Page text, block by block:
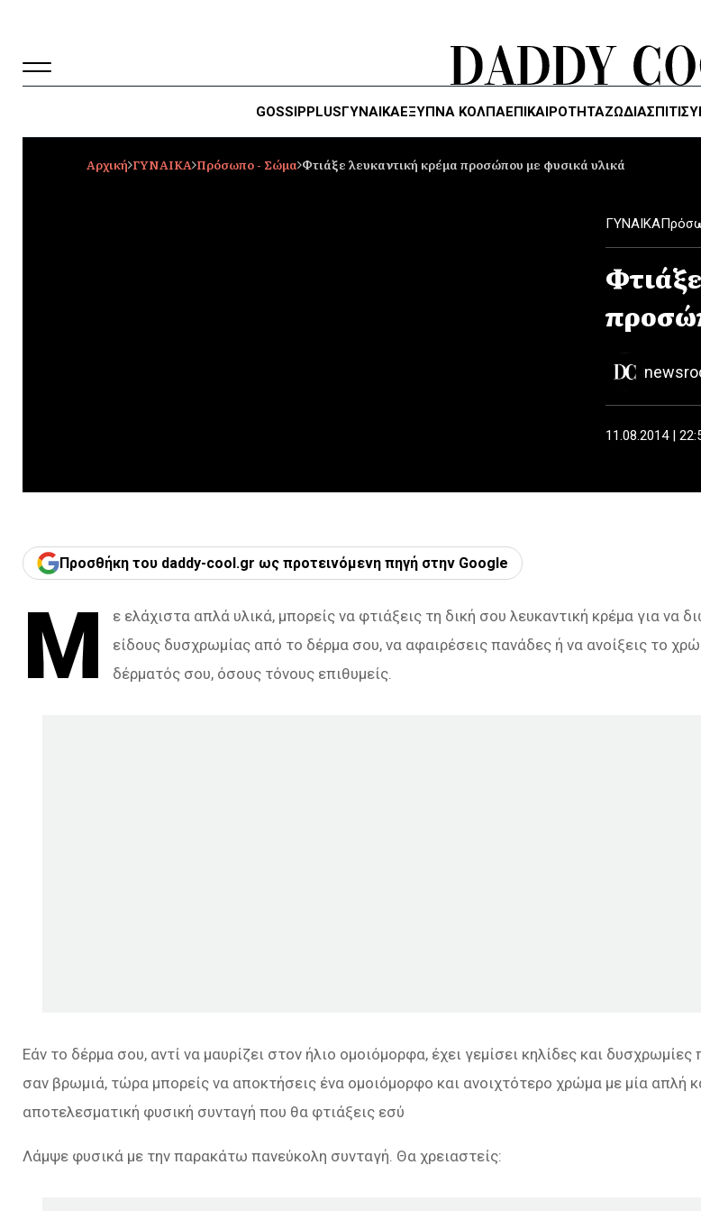
GOSSIPPLUSΓΥΝΑΙΚΑΈΞΥΠΝΑ ΚΌΛΠΑΕΠΙΚΑΙΡΟΤΗΤΑΖΏΔΙΑΣΠΙΤΙ
Αρχική ΓΥΝΑΙΚΑ Πρόσωπο - Σώμα Φτιάξε λευκαντική κρέμα προσώπου με φυσικά υλικά
ΓΥΝΑΙΚΑ
11.08.2014 |
Προσθήκη του daddy-cool.gr ως προτεινόμενη πηγή στην Google
Μ
ε ελάχιστα απλά υλικά, μπορείς να φτιάξεις τη δική σου λευκαντική κρέμα για να
είδους δυσχρωμίας από το δέρμα σου, να αφαιρέσεις πανάδες ή να ανοίξεις το
δέρματός σου, όσους τόνους επιθυμείς.
Εάν το δέρμα σου, αντί να μαυρίζει στον ήλιο ομοιόμορφα, έχει γεμίσει κηλίδες και δυσχρωμίες
σαν βρωμιά, τώρα μπορείς να αποκτήσεις ένα ομοιόμορφο και ανοιχτότερο χρώμα με μία απλή
αποτελεσματική φυσική συνταγή που θα φτιάξεις εσύ
Λάμψε φυσικά με την παρακάτω πανεύκολη συνταγή. Θα χρειαστείς: